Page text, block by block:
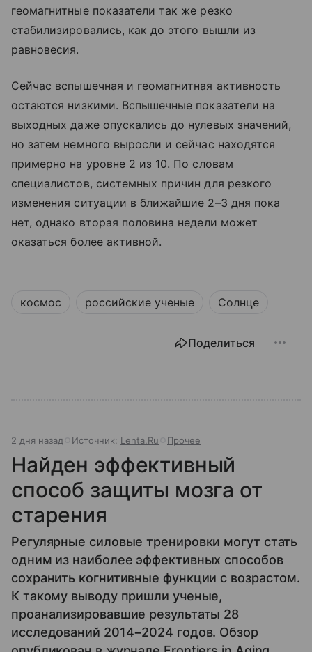
геомагнитные показатели так же резко
стабилизировались, как до этого вышли из
равновесия.
Сейчас вспышечная и геомагнитная активность
остаются низкими. Вспышечные показатели на
выходных даже опускались до нулевых значений,
но затем немного выросли и сейчас находятся
примерно на уровне 2 из 10. По словам
специалистов, системных причин для резкого
изменения ситуации в ближайшие 2–3 дня пока
нет, однако вторая половина недели может
оказаться более активной.
космос российские ученые Солнце
Поделиться
2 дня назад Источник: Lenta.Ru Прочее
Найден эффективный
способ защиты мозга от
старения
Регулярные силовые тренировки могут стать
одним из наиболее эффективных способов
сохранить когнитивные функции с возрастом.
К такому выводу пришли ученые,
проанализировавшие результаты 28
исследований 2014−2024 годов. Обзор